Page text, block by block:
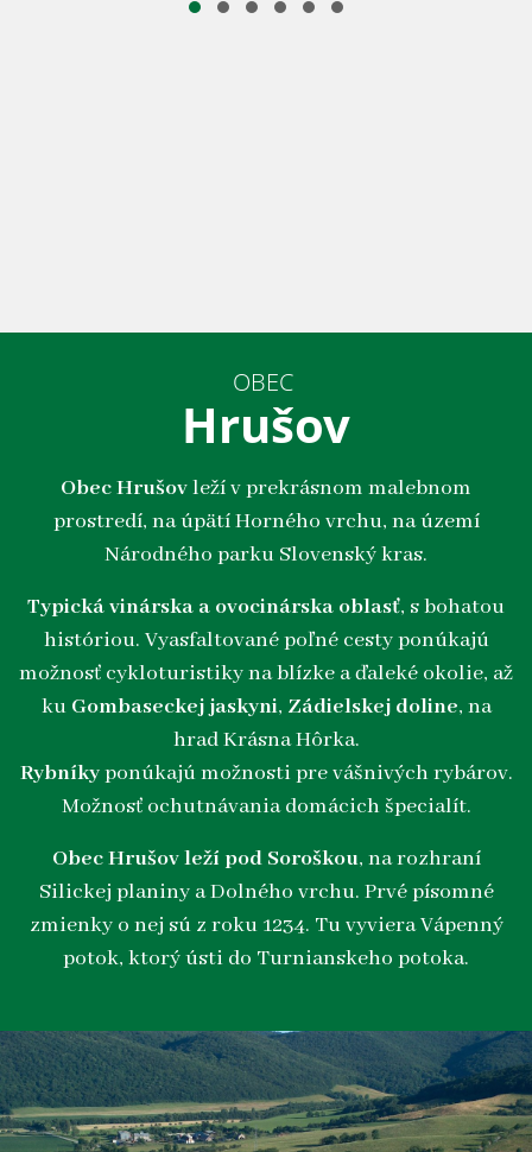
OBEC
Hrušov
Obec Hrušovleží v prekrásnom malebnom
prostredí, na úpätí Horného vrchu, na území
Národného parku Slovenský kras.
Typická vinárska a ovocinárska oblasť, s bohatou
históriou. Vyasfaltované poľné cesty ponúkajú
možnosť cykloturistiky na blízke a ďaleké okolie, až
ku Gombaseckej jaskyni, Zádielskej doline, na
hrad Krásna Hôrka.
Rybníkyponúkajú možnosti pre vášnivých rybárov.
Možnosť ochutnávania domácich špecialít.
Obec Hrušov leží pod Soroškou, na rozhraní
Silickej planiny a Dolného vrchu. Prvé písomné
zmienky o nej sú z roku 1234. Tu vyviera Vápenný
potok, ktorý ústi do Turnianskeho potoka.